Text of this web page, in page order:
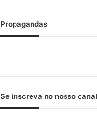
Propagandas
Se inscreva no nosso canal